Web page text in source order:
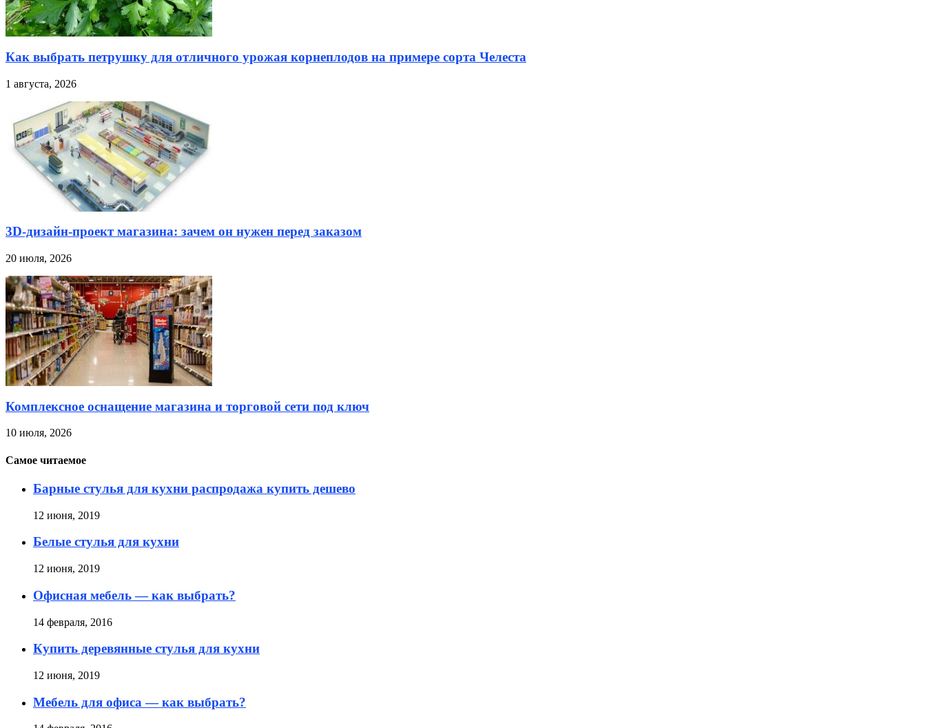
Как выбрать петрушку для отличного урожая корнеплодов на примере сорта Челеста
1 августа, 2026
3D-дизайн-проект магазина: зачем он нужен перед заказом
20 июля, 2026
Комплексное оснащение магазина и торговой сети под ключ
10 июля, 2026
Самое читаемое
Барные стулья для кухни распродажа купить дешево
12 июня, 2019
Белые стулья для кухни
12 июня, 2019
Офисная мебель — как выбрать?
14 февраля, 2016
Купить деревянные стулья для кухни
12 июня, 2019
Мебель для офиса — как выбрать?